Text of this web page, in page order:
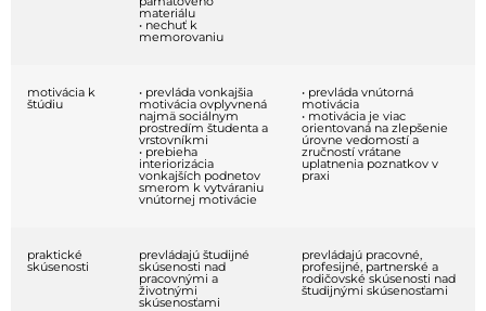
materiálu
• nechuť k
memorovaniu
motivácia k
štúdiu
• prevláda vonkajšia
motivácia ovplyvnená
najmä sociálnym
prostredím študenta a
vrstovníkmi
• prebieha
interiorizácia
vonkajších podnetov
smerom k vytváraniu
vnútornej motivácie
• prevláda vnútorná
motivácia
• motivácia je viac
orientovaná na zlepšenie
úrovne vedomostí a
zručností vrátane
uplatnenia poznatkov v
praxi
praktické
skúsenosti
prevládajú študijné
skúsenosti nad
pracovnými a
životnými
skúsenosťami
prevládajú pracovné,
profesijné, partnerské a
rodičovské skúsenosti nad
študijnými skúsenosťami